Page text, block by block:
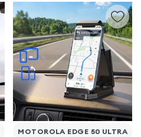
MOTOROLA EDGE 50 ULTRA